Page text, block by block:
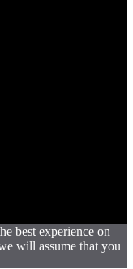
best experience on
will assume that you